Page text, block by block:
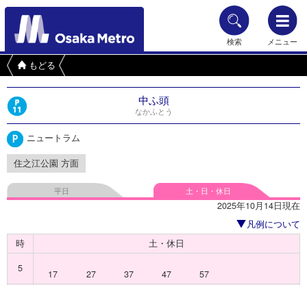
検索 メニュー
もどる
中ふ頭
なかふとう
ニュートラム
住之江公園 方面
平日 土・日・休日
2025年10月14日現在
凡例について
時
土・休日
5
17 27 37 47 57